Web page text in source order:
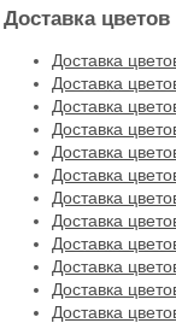
Доставка
Доставка
Доставка
Доставка
Доставка
Доставка
Доставка
Доставка
Доставка
Доставка
Доставка
Доставка
Доставка